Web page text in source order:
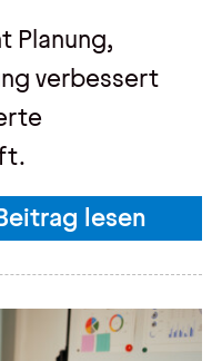
Planung,
verbessert
lesen